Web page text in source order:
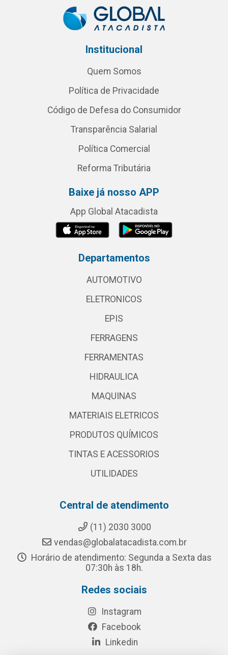
Institucional
Quem Somos
Política de Privacidade
Código de Defesa do Consumidor
Transparência Salarial
Política Comercial
Reforma Tributária
Baixe já nosso APP
App Global Atacadista
Departamentos
AUTOMOTIVO
ELETRONICOS
EPIS
FERRAGENS
FERRAMENTAS
HIDRAULICA
MAQUINAS
MATERIAIS ELETRICOS
PRODUTOS QUÍMICOS
TINTAS E ACESSORIOS
UTILIDADES
Central de atendimento
(11) 2030 3000
vendas@globalatacadista.com.br
Horário de atendimento: Segunda a Sexta das
07:30h às 18h.
Redes sociais
Instagram
Facebook
Linkedin